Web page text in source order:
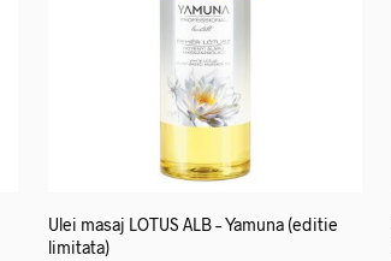
Ulei masaj LOTUS ALB – Yamuna (editie
limitata)